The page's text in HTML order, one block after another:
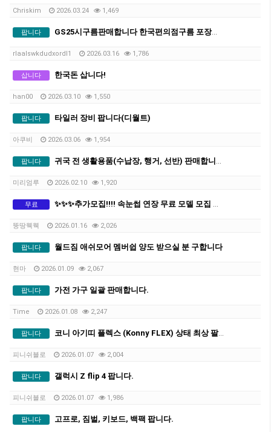
Chriskim 2026.03.24 1,469
팝니다 GS25시구름판매합니다 한국편의점구름 포장지확인하시면 알아요
rlaalswkdudxordl1 2026.03.16 1,786
삽니다 한국돈 삽니다!
han00 2026.03.10 1,550
팝니다 타일러 장비 팝니다(디월트)
아쿠비 2026.03.06 1,954
팝니다 귀국 전 생활용품(수납장, 행거, 선반) 판매합니다!
미리엄루 2026.02.10 1,920
무료 ✨✨✨추가모집!!!! 속눈썹 연장 무료 모델 모집 ✨✨✨ (전문가 시술 / 수강생 연습 ❌)
뚱땅웩웩 2026.01.16 2,026
팝니다 월드짐 애쉬모어 멤버쉽 양도 받으실 분 구합니다
현마 2026.01.09 2,067
팝니다 가전 가구 일괄 판매합니다.
Time 2026.01.08 2,247
팝니다 코니 아기띠 플렉스 (Konny FLEX) 상태 최상 팔아요
피니쉬블로 2026.01.07 2,004
팝니다 갤럭시 Z flip 4 팝니다.
피니쉬블로 2026.01.07 1,986
팝니다 고프로, 짐벌, 키보드, 백팩 팝니다.